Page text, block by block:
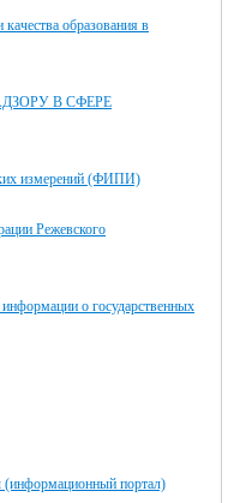
образования в
В СФЕРЕ
измерений (ФИПИ)
Режевского
о государственных
(информационный портал)